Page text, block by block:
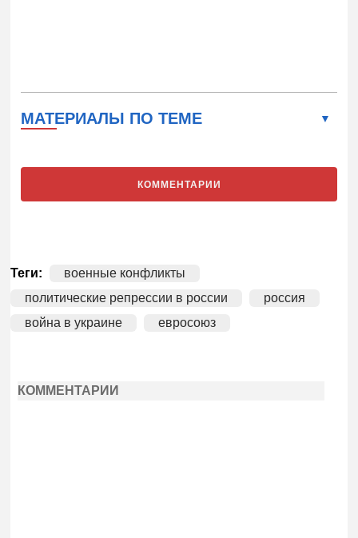
МАТЕРИАЛЫ ПО ТЕМЕ
КОММЕНТАРИИ
Теги:
военные конфликты
политические репрессии в россии
россия
война в украине
евросоюз
КОММЕНТАРИИ